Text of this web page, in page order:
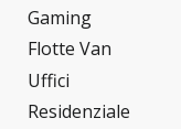
Gaming
Flotte Van
Uffici
Residenziale